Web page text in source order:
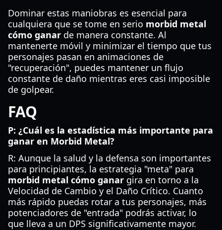
Dominar estas maniobras es esencial para
cualquiera que se tome en serio morbid metal
cómo ganar de manera constante. Al
mantenerte móvil y minimizar el tiempo que tus
personajes pasan en animaciones de
"recuperación", puedes mantener un flujo
constante de daño mientras eres casi imposible
de golpear.
FAQ
P: ¿Cuál es la estadística más importante para
ganar en Morbid Metal?
R: Aunque la salud y la defensa son importantes
para principiantes, la estrategia "meta" para
morbid metal cómo ganar gira en torno a la
Velocidad de Cambio y el Daño Crítico. Cuanto
más rápido puedas rotar a tus personajes, más
potenciadores de "entrada" podrás activar, lo
que lleva a un DPS significativamente mayor.